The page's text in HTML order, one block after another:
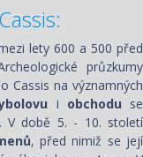
lety 600 a 500 před
průzkumy
Cassis na významných
i obchodu se
. V době 5. - 10. století
, před nimiž se její